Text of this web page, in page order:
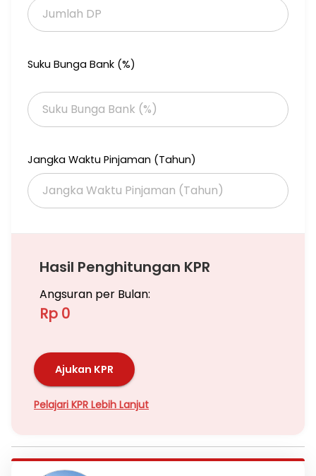
Suku Bunga Bank (%)
Jangka Waktu Pinjaman (Tahun)
Hasil Penghitungan KPR
Angsuran per Bulan:
Rp 0
Ajukan KPR
Pelajari KPR Lebih Lanjut